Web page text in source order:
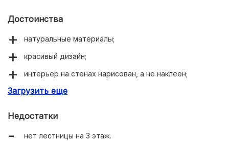
Достоинства
натуральные материалы;
красивый дизайн;
интерьер на стенах нарисован, а не наклеен;
в комплекте есть мебель;
Загрузить еще
Недостатки
нет лестницы на 3 этаж.